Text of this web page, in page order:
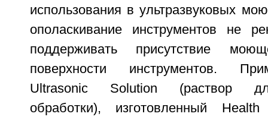
использования в ультразвуковых
ополаскивание инструментов не
поддерживать присутствие
поверхности инструментов.
Ultrasonic Solution (раствор
обработки), изготовленный